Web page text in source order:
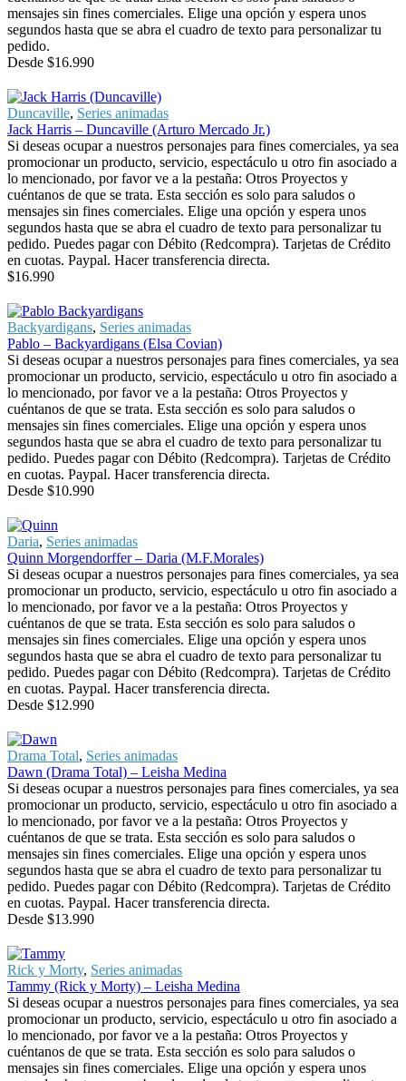
mensajes sin fines comerciales. Elige una opción y espera unos
segundos hasta que se abra el cuadro de texto para personalizar tu
pedido.
Desde $16.990
Duncaville, Series animadas
Jack Harris – Duncaville (Arturo Mercado Jr.)
Si deseas ocupar a nuestros personajes para fines comerciales, ya sea
promocionar un producto, servicio, espectáculo u otro fin asociado a
lo mencionado, por favor ve a la pestaña: Otros Proyectos y
cuéntanos de que se trata. Esta sección es solo para saludos o
mensajes sin fines comerciales. Elige una opción y espera unos
segundos hasta que se abra el cuadro de texto para personalizar tu
pedido. Puedes pagar con Débito (Redcompra). Tarjetas de Crédito
en cuotas. Paypal. Hacer transferencia directa.
$16.990
Backyardigans, Series animadas
Pablo – Backyardigans (Elsa Covian)
Si deseas ocupar a nuestros personajes para fines comerciales, ya sea
promocionar un producto, servicio, espectáculo u otro fin asociado a
lo mencionado, por favor ve a la pestaña: Otros Proyectos y
cuéntanos de que se trata. Esta sección es solo para saludos o
mensajes sin fines comerciales. Elige una opción y espera unos
segundos hasta que se abra el cuadro de texto para personalizar tu
pedido. Puedes pagar con Débito (Redcompra). Tarjetas de Crédito
en cuotas. Paypal. Hacer transferencia directa.
Desde $10.990
Daria, Series animadas
Quinn Morgendorffer – Daria (M.F.Morales)
Si deseas ocupar a nuestros personajes para fines comerciales, ya sea
promocionar un producto, servicio, espectáculo u otro fin asociado a
lo mencionado, por favor ve a la pestaña: Otros Proyectos y
cuéntanos de que se trata. Esta sección es solo para saludos o
mensajes sin fines comerciales. Elige una opción y espera unos
segundos hasta que se abra el cuadro de texto para personalizar tu
pedido. Puedes pagar con Débito (Redcompra). Tarjetas de Crédito
en cuotas. Paypal. Hacer transferencia directa.
Desde $12.990
Drama Total, Series animadas
Dawn (Drama Total) – Leisha Medina
Si deseas ocupar a nuestros personajes para fines comerciales, ya sea
promocionar un producto, servicio, espectáculo u otro fin asociado a
lo mencionado, por favor ve a la pestaña: Otros Proyectos y
cuéntanos de que se trata. Esta sección es solo para saludos o
mensajes sin fines comerciales. Elige una opción y espera unos
segundos hasta que se abra el cuadro de texto para personalizar tu
pedido. Puedes pagar con Débito (Redcompra). Tarjetas de Crédito
en cuotas. Paypal. Hacer transferencia directa.
Desde $13.990
Rick y Morty, Series animadas
Tammy (Rick y Morty) – Leisha Medina
Si deseas ocupar a nuestros personajes para fines comerciales, ya sea
promocionar un producto, servicio, espectáculo u otro fin asociado a
lo mencionado, por favor ve a la pestaña: Otros Proyectos y
cuéntanos de que se trata. Esta sección es solo para saludos o
mensajes sin fines comerciales. Elige una opción y espera unos